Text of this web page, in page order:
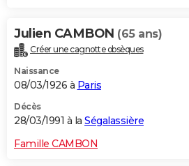
Julien CAMBON (65 ans)
Créer une cagnotte obsèques
Naissance
08/03/1926 à Paris
Décès
28/03/1991 à la Ségalassière
Famille CAMBON